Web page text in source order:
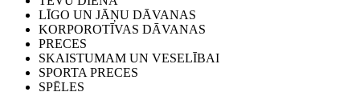
LĪGO UN JĀŅU DĀVANAS
KORPOROTĪVAS DĀVANAS
PRECES
SKAISTUMAM UN VESELĪBAI
SPORTA PRECES
SPĒLES